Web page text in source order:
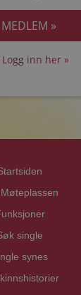
inn her »
single
synes